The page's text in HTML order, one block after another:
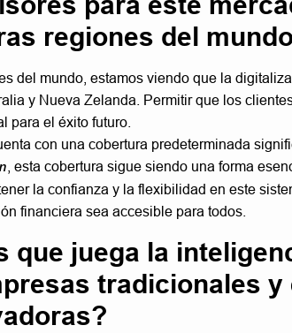
regiones del
del mundo, estamos viendo que la
y Nueva Zelanda. Permitir que los
para el éxito futuro.
con una cobertura predeterminada
, esta cobertura sigue siendo una forma
la confianza y la flexibilidad en este
financiera sea accesible para todos.
que juega la
tradicionales